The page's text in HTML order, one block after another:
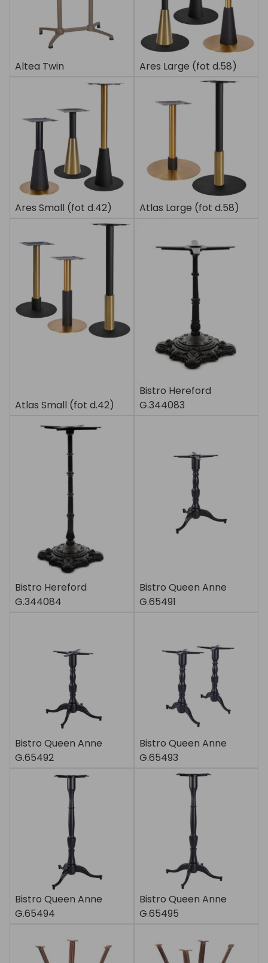
Altea Twin Ares Large (fot d.58)
Ares Small (fot d.42) Atlas Large (fot d.58)
Atlas Small (fot d.42)
Bistro Hereford
G.344083
Bistro Hereford
G.344084
Bistro Queen Anne
G.65491
Bistro Queen Anne
G.65492
Bistro Queen Anne
G.65493
Bistro Queen Anne
G.65494
Bistro Queen Anne
G.65495